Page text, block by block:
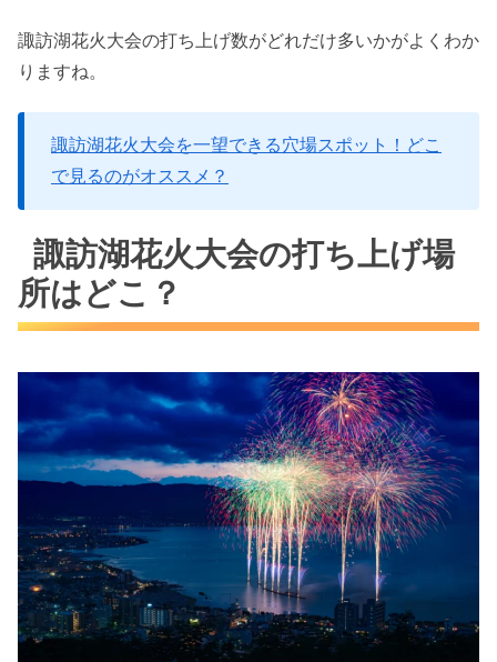
諏訪湖花火大会の打ち上げ数がどれだけ多いかがよくわか
りますね。
諏訪湖花火大会を一望できる穴場スポット！どこ
で見るのがオススメ？
諏訪湖花火大会の打ち上げ場
所はどこ？